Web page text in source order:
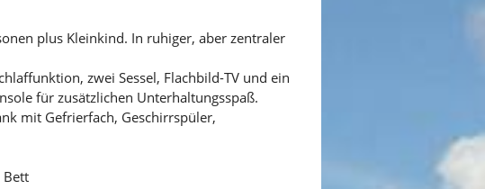
plus Kleinkind. In ruhiger, aber zentraler
zwei Sessel, Flachbild-TV und ein
für zusätzlichen Unterhaltungsspaß.
mit Gefrierfach, Geschirrspüler,
Bett